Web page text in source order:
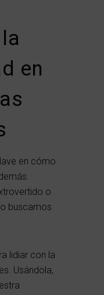
en
en cómo
o
buscamos
lidiar con la
Usándola,